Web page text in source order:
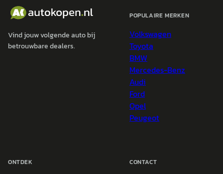
Vind jouw volgende auto bij
betrouwbare dealers.
POPULAIRE MERKEN
Volkswagen
Toyota
BMW
Mercedes-Benz
Audi
Ford
Opel
Peugeot
ONTDEK CONTACT